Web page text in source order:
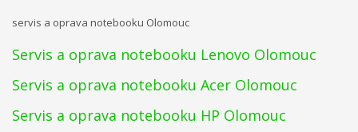
servis a oprava notebooku Olomouc
Servis a oprava notebooku Lenovo Olomouc
Servis a oprava notebooku Acer Olomouc
Servis a oprava notebooku HP Olomouc